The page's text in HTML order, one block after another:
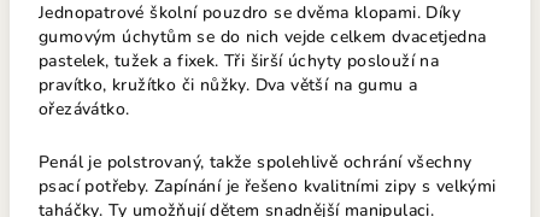
Jednopatrové školní pouzdro se dvěma klopami. Díky
gumovým úchytům se do nich vejde celkem dvacetjedna
pastelek, tužek a fixek. Tři širší úchyty poslouží na
pravítko, kružítko či nůžky. Dva větší na gumu a
ořezávátko.
Penál je polstrovaný, takže spolehlivě ochrání všechny
psací potřeby. Zapínání je řešeno kvalitními zipy s velkými
taháčky. Ty umožňují dětem snadnější manipulaci.